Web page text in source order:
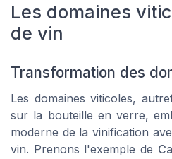
Les domaines
de vin
Transformation des
Les domaines viticoles,
sur la bouteille en verre,
moderne de la vinification
vin. Prenons l'exemple de